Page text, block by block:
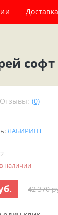
софт
Отзывы: (0)
ЛАБИРИНТ
наличии
42 370